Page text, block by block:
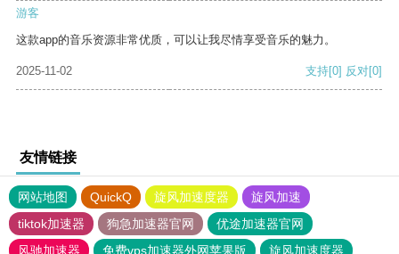
游客
这款app的音乐资源非常优质，可以让我尽情享受音乐的魅力。
2025-11-02 支持[0] 反对[0]
友情链接
网站地图 QuickQ 旋风加速度器
旋风加速
tiktok加速器
狗急加速器官网
优途加速器官网
风驰加速器
免费vps加速器外网苹果版 旋风加速度器